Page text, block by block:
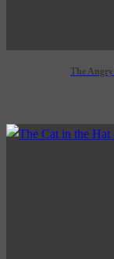
The